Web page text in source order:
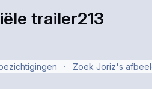
trailer213
Zoek Joriz's